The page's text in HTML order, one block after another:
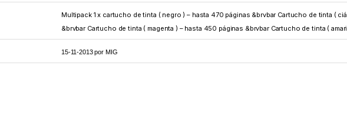
Multipack 1 x cartucho de tinta ( negro ) – hasta 470 páginas &brvbar Cartucho de tinta (
&brvbar Cartucho de tinta ( magenta ) – hasta 450 páginas &brvbar Cartucho de tinta (
15-11-2013 por MIG